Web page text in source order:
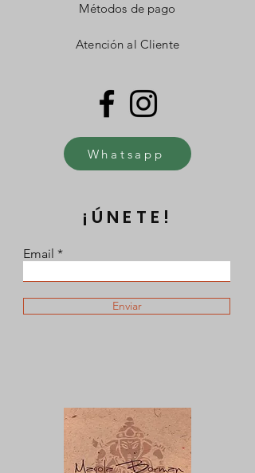
Métodos de pago
Atención al Cliente
Whatsapp
¡ÚNETE!
Email
Enviar